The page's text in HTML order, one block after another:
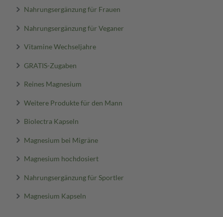
Nahrungsergänzung für Frauen
Nahrungsergänzung für Veganer
Vitamine Wechseljahre
GRATIS-Zugaben
Reines Magnesium
Weitere Produkte für den Mann
Biolectra Kapseln
Magnesium bei Migräne
Magnesium hochdosiert
Nahrungsergänzung für Sportler
Magnesium Kapseln